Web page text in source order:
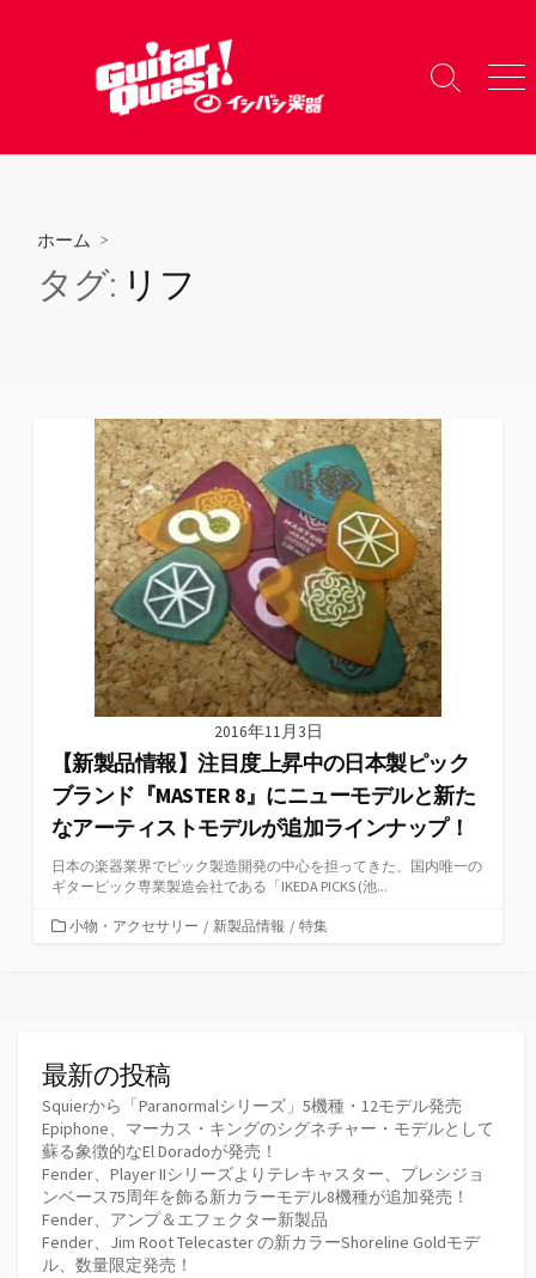
へ
検
り
メ
ー
ホーム >
タグ: リフ
2016年11月3日
【新製品情報】注目度上昇中の日本製ピック
ブランド『MASTER 8』にニューモデルと新た
なアーティストモデルが追加ラインナップ！
日本の楽器業界でピック製造開発の中心を担ってきた、国内唯一の
ギターピック専業製造会社である「IKEDA PICKS (池...
カ小物・アクセサリー / 新製品情報 / 特集
最新の投稿
Squierから「Paranormalシリーズ」5機種・12モデル発売
Epiphone、マーカス・キングのシグネチャー・モデルとして
蘇る象徴的なEl Doradoが発売！
Fender、Player IIシリーズよりテレキャスター、プレシジョ
ンベース75周年を飾る新カラーモデル8機種が追加発売！
Fender、アンプ＆エフェクター新製品
Fender、Jim Root Telecaster の新カラーShoreline Goldモデ
ル、数量限定発売！